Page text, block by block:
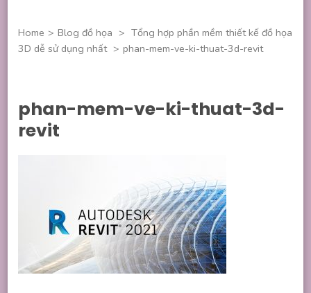
Home > Blog đồ họa > Tổng hợp phần mềm thiết kế đồ họa
3D dễ sử dụng nhất > phan-mem-ve-ki-thuat-3d-revit
phan-mem-ve-ki-thuat-3d-
revit